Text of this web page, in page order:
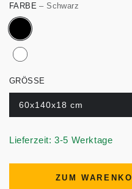
FARBE– Schwarz
GRÖSSE
60x140x18 cm
Lieferzeit: 3-5 Werktage
ZUM